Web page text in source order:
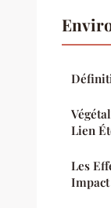
Lien
Les